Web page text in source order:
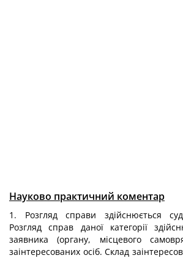
Науково практичний коментар
1. Розгляд справи здійснюється
Розгляд справ даної категорії
заявника (органу, місцевого
заінтересованих осіб. Склад